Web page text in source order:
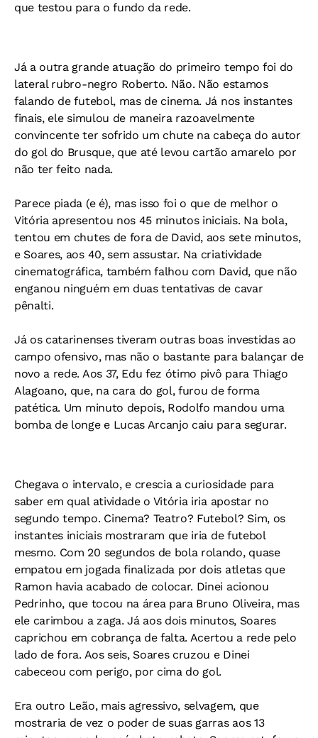
que testou para o fundo da rede.
Já a outra grande atuação do primeiro tempo foi do
lateral rubro-negro Roberto. Não. Não estamos
falando de futebol, mas de cinema. Já nos instantes
finais, ele simulou de maneira razoavelmente
convincente ter sofrido um chute na cabeça do autor
do gol do Brusque, que até levou cartão amarelo por
não ter feito nada.
Parece piada (e é), mas isso foi o que de melhor o
Vitória apresentou nos 45 minutos iniciais. Na bola,
tentou em chutes de fora de David, aos sete minutos,
e Soares, aos 40, sem assustar. Na criatividade
cinematográfica, também falhou com David, que não
enganou ninguém em duas tentativas de cavar
pênalti.
Já os catarinenses tiveram outras boas investidas ao
campo ofensivo, mas não o bastante para balançar de
novo a rede. Aos 37, Edu fez ótimo pivô para Thiago
Alagoano, que, na cara do gol, furou de forma
patética. Um minuto depois, Rodolfo mandou uma
bomba de longe e Lucas Arcanjo caiu para segurar.
Chegava o intervalo, e crescia a curiosidade para
saber em qual atividade o Vitória iria apostar no
segundo tempo. Cinema? Teatro? Futebol? Sim, os
instantes iniciais mostraram que iria de futebol
mesmo. Com 20 segundos de bola rolando, quase
empatou em jogada finalizada por dois atletas que
Ramon havia acabado de colocar. Dinei acionou
Pedrinho, que tocou na área para Bruno Oliveira, mas
ele carimbou a zaga. Já aos dois minutos, Soares
caprichou em cobrança de falta. Acertou a rede pelo
lado de fora. Aos seis, Soares cruzou e Dinei
cabeceou com perigo, por cima do gol.
Era outro Leão, mais agressivo, selvagem, que
mostraria de vez o poder de suas garras aos 13